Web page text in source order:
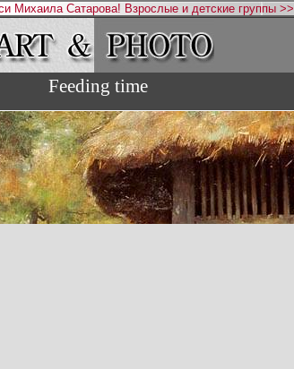
Михаила Сатарова! Взрослые и детские группы >>
Feeding time